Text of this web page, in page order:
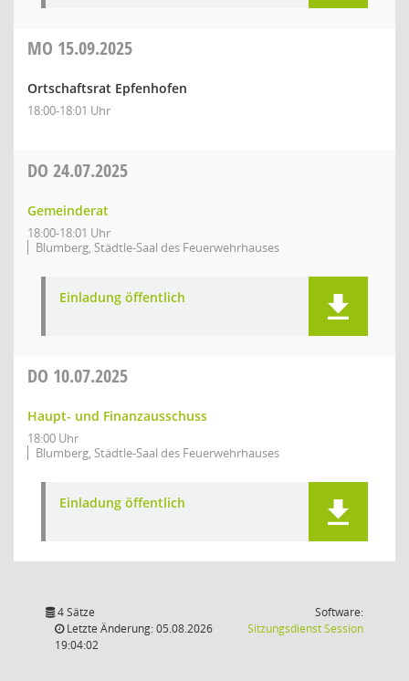
MO 15.09.2025
Ortschaftsrat Epfenhofen
18:00-18:01 Uhr
DO 24.07.2025
Gemeinderat
18:00-18:01 Uhr
Blumberg, Städtle-Saal des Feuerwehrhauses
Einladung öffentlich
DO 10.07.2025
Haupt- und Finanzausschuss
18:00 Uhr
Blumberg, Städtle-Saal des Feuerwehrhauses
Einladung öffentlich
4 Sätze
Letzte Änderung: 05.08.2026
19:04:02
Software:
SitzungsdienstSession(Wird in